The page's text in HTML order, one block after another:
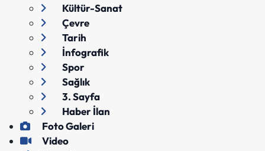
Kültür-Sanat
Çevre
Tarih
İnfografik
Spor
Sağlık
3. Sayfa
Haber İlan
Foto Galeri
Video